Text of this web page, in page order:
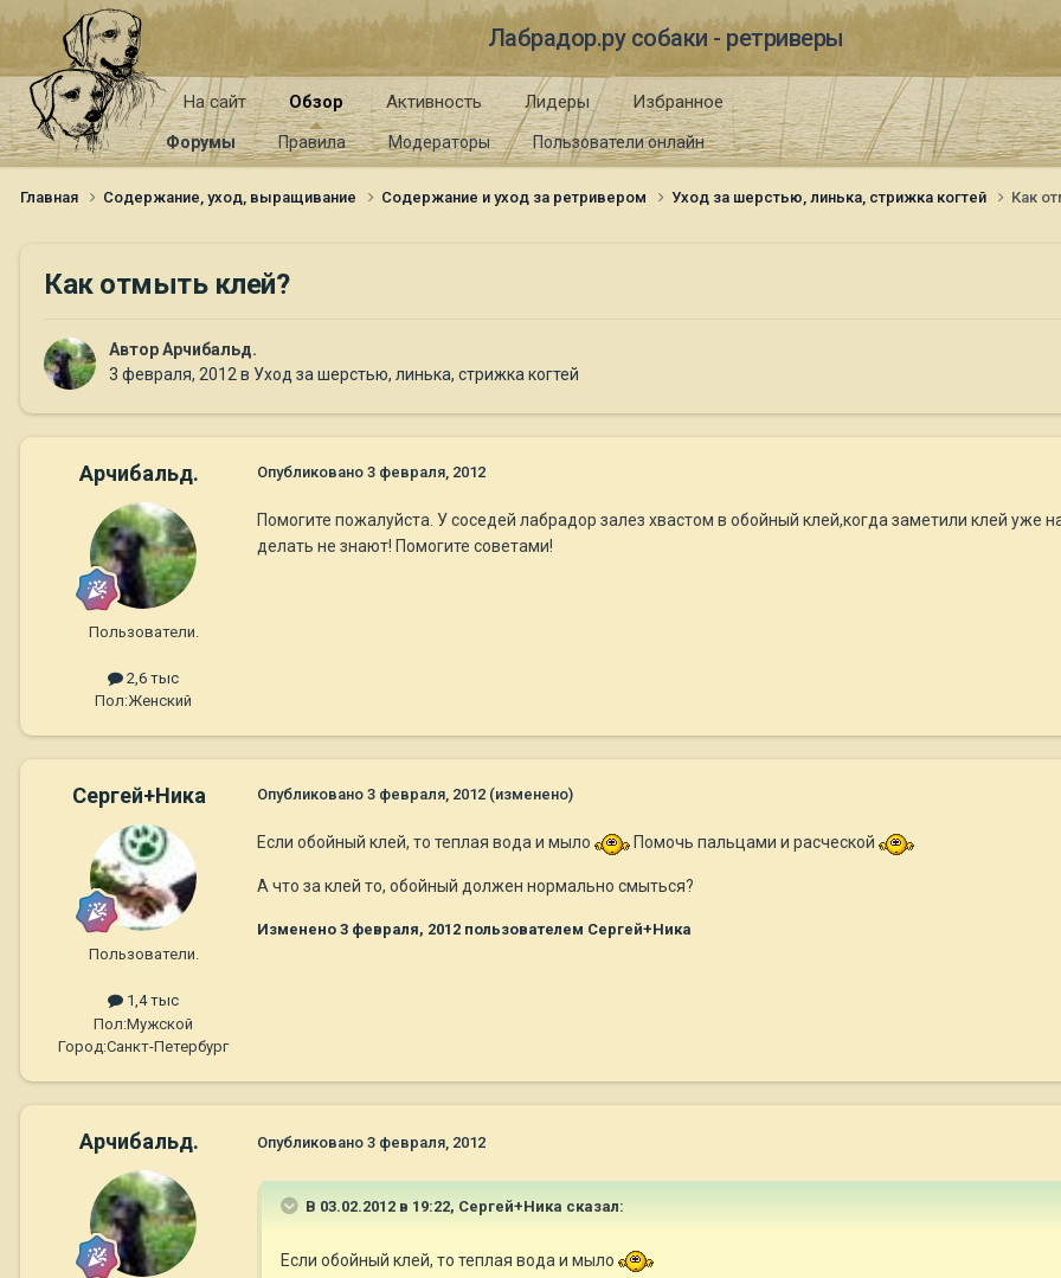
Лабрадор.ру собаки - ретриверы
На сайт Обзор
Форумы Правила Модераторы Пользователи онлайн
Активность Лидеры Избранное
Главная Содержание, уход, выращивание Содержание и уход за ретривером Уход за шерстью, линька, стрижка когтей Как
Как отмыть клей?
АвторАрчибальд.
3 февраля, 2012 в Уход за шерстью, линька, стрижка когтей
Арчибальд.
Пользователи.
2,6 тыс
Пол:Женский
Опубликовано 3 февраля, 2012
Помогите пожалуйста. У соседей лабрадор залез хвастом в обойный клей,когда заметили клей уже
делать не знают! Помогите советами!
Сергей+Ника
Пользователи.
1,4 тыс
Пол:Мужской
Город:Санкт-Петербург
Опубликовано 3 февраля, 2012 (изменено)
Если обойный клей, то теплая вода и мыло Помочь пальцами и расческой
А что за клей то, обойный должен нормально смыться?
Изменено 3 февраля, 2012 пользователем Сергей+Ника
Арчибальд. Опубликовано 3 февраля, 2012
В 03.02.2012 в 19:22, Сергей+Ника сказал:
Если обойный клей, то теплая вода и мыло